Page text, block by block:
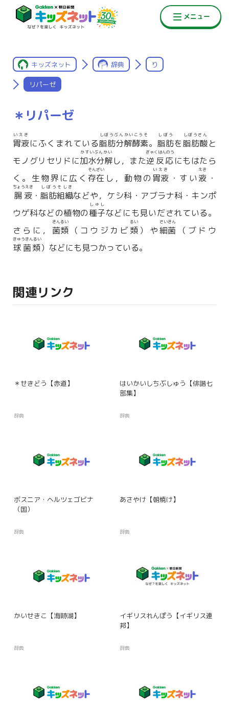
キッズネット 辞典 り
リパーゼ
＊リパーゼ
胃液
いえき
にふくまれている脂肪分解酵素
しぼうぶんかいこうそ
。 脂肪
しぼう
を脂肪酸
しぼうさん
と
モノグリセリドに加水分解
かすいぶんかい
し，また逆反応
ぎゃくはんのう
にもはたら
く。生物界に広く 存在
そんざい
し，動物の胃液
いえき
・すい液
えき
・
腸液
ちょうえき
・ 脂肪組織
しぼうそしき
などや，ケシ科・アブラナ科・キンポ
ウゲ科などの植物の種子
しゅし
などにも見いだされている。
さらに， 菌類
きんるい
（コウジカビ 類
るい
）や細菌
さいきん
（ブドウ
球菌類
きゅうきんるい
）などにも見つかっている。
関連リンク
＊せきどう【赤道】
辞典
はいかいしちぶしゅう【俳諧七
部集】
辞典
ボスニア・ヘルツェゴビナ
（国）
辞典
あさやけ【朝焼け】
辞典
かいせきこ【海跡湖】
辞典
イギリスれんぽう【イギリス連
邦】
辞典